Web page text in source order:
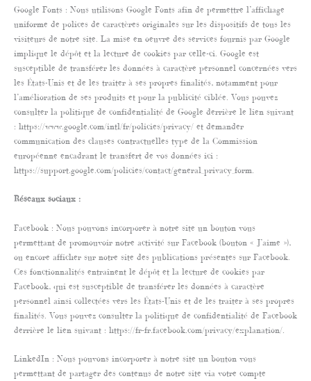
Google Fonts : Nous utilisons Google Fonts afin de permettre l’affichage
uniforme de polices de caractères originales sur les dispositifs de tous les
visiteurs de notre site. La mise en oeuvre des services fournis par Google
implique le dépôt et la lecture de cookies par celle-ci. Google est
susceptible de transférer les données à caractère personnel concernées vers
les États-Unis et de les traiter à ses propres finalités, notamment pour
l’amélioration de ses produits et pour la publicité ciblée. Vous pouvez
consulter la politique de confidentialité de Google derrière le lien suivant
: https://www.google.com/intl/fr/policies/privacy/ et demander
communication des clauses contractuelles type de la Commission
européenne encadrant le transfert de vos données ici :
https://support.google.com/policies/contact/general_privacy_form.
Réseaux sociaux :
Facebook : Nous pouvons incorporer à notre site un bouton vous
permettant de promouvoir notre activité sur Facebook (bouton « J’aime »),
ou encore afficher sur notre site des publications présentes sur Facebook.
Ces fonctionnalités entraînent le dépôt et la lecture de cookies par
Facebook, qui est susceptible de transférer les données à caractère
personnel ainsi collectées vers les États-Unis et de les traiter à ses propres
finalités. Vous pouvez consulter la politique de confidentialité de Facebook
derrière le lien suivant : https://fr-fr.facebook.com/privacy/explanation/.
LinkedIn : Nous pouvons incorporer à notre site un bouton vous
permettant de partager des contenus de notre site via votre compte